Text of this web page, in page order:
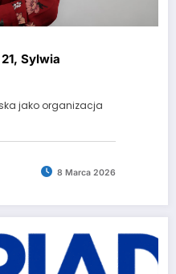
Sylwia
jako organizacja
8 Marca 2026